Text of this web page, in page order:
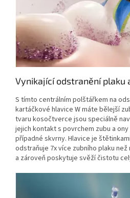
Vynikající odstranění plaku
S tímto centrálním polštářkem na
kartáčkové hlavice W máte bělejší
tvaru kosočtverce jsou speciálně
jejich kontakt s povrchem zubu a
případné skvrny. Hlavice je
odstraňuje 7x více zubního plaku než
a zároveň poskytuje svěží čistotu